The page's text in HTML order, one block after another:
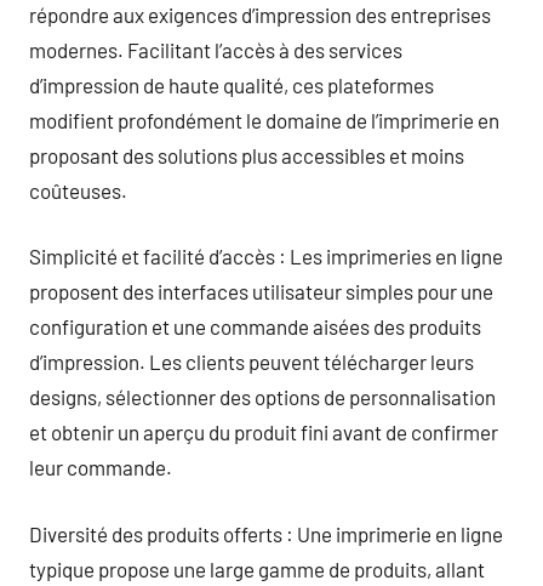
répondre aux exigences d’impression des entreprises
modernes. Facilitant l’accès à des services
d’impression de haute qualité, ces plateformes
modifient profondément le domaine de l’imprimerie en
proposant des solutions plus accessibles et moins
coûteuses.
Simplicité et facilité d’accès : Les imprimeries en ligne
proposent des interfaces utilisateur simples pour une
configuration et une commande aisées des produits
d’impression. Les clients peuvent télécharger leurs
designs, sélectionner des options de personnalisation
et obtenir un aperçu du produit fini avant de confirmer
leur commande.
Diversité des produits offerts : Une imprimerie en ligne
typique propose une large gamme de produits, allant